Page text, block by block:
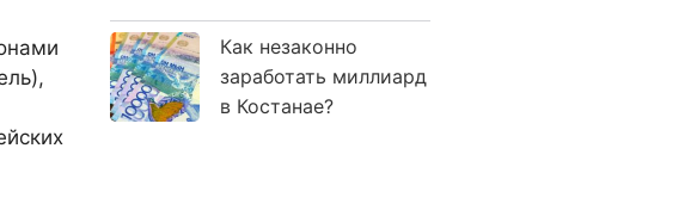
Как незаконно
заработать миллиард
в Костанае?